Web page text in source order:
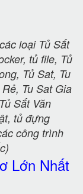
loại Tủ Sắt
tủ file, Tủ
Tủ Sat, Tu
Tu Sat Gia
Sắt Văn
tủ đựng
công trình
Lớn Nhất